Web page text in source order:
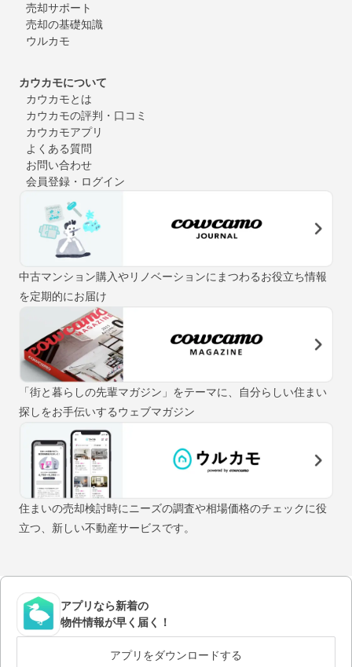
売却サポート
売却の基礎知識
ウルカモ
カウカモについて
カウカモとは
カウカモの評判・口コミ
カウカモアプリ
よくある質問
お問い合わせ
会員登録・ログイン
中古マンション購入やリノベーションにまつわるお役立ち情報
を定期的にお届け
「街と暮らしの先輩マガジン」をテーマに、自分らしい住まい
探しをお手伝いするウェブマガジン
住まいの売却検討時にニーズの調査や相場価格のチェックに役
立つ、新しい不動産サービスです。
アプリなら新着の
物件情報が早く届く！
アプリをダウンロードする